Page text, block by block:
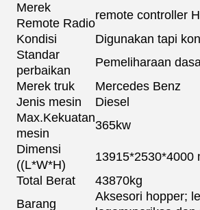
Merek
Remote Radio
remote controller
Kondisi
Digunakan tapi
Standar
perbaikan
Pemeliharaan
Merek truk
Mercedes Benz
Jenis mesin
Diesel
Max.Kekuatan
mesin
365kw
Dimensi
((L*W*H)
13915*2530*4000
Total Berat
43870kg
Barang
Aksesori hopper;